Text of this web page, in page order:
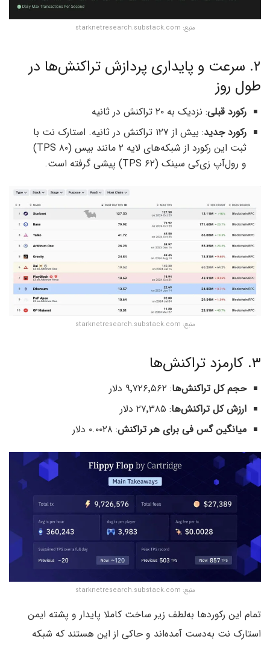
منبع: starknetresearch.substack.com
۲. سرعت و پایداری پردازش تراکنش‌ها در
طول روز
رکورد قبلی: نزدیک به ۲۰ تراکنش در ثانیه
رکورد جدید
: بیش از ۱۲۷ تراکنش در ثانیه. استارک نت با
ثبت این رکورد از شبکه‌های لایه ۲ مانند بیس (۸۰ TPS)
و رول‌آپ زی‌کی سینک (۶۲ TPS) پیشی گرفته است.
منبع: starknetresearch.substack.com
۳. کارمزد تراکنش‌ها
حجم کل تراکنش‌ها: ۹٬۷۲۶٬۵۶۲ دلار
ارزش کل تراکنش‌ها: ۲۷٬۳۸۵ دلار
میانگین گس فی برای هر تراکنش: ۰.۰۰۲۸ دلار
منبع: starknetresearch.substack.com
تمام این رکوردها به‌لطف زیر ساخت کاملا پایدار و پشته ایمن
استارک نت به‌دست آمده‌اند و حاکی از این هستند که شبکه